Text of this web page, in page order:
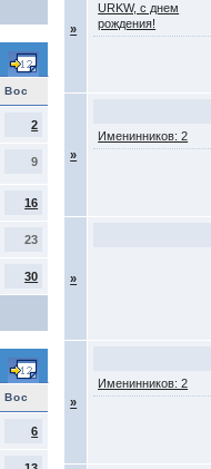
Вос
2
9
16
23
30
Вос
6
»
URKW, с днем
рождения!
»
Именинников: 2
»
»
Именинников: 2